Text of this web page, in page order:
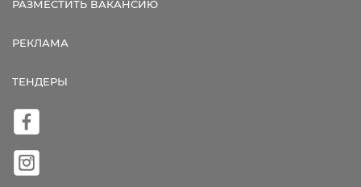
РАЗМЕСТИТЬ ВАКАНСИЮ
РЕКЛАМА
ТЕНДЕРЫ